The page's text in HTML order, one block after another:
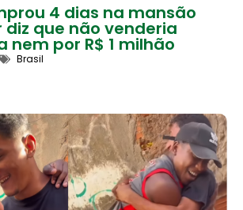
4 dias na mansão
diz que não venderia
nem por R$ 1 milhão
Brasil